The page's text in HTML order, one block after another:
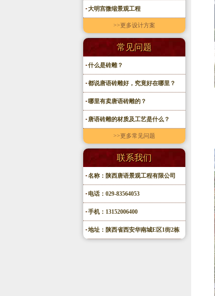
大明宫微缩景观工程
>>更多设计方案
常见问题
什么是砖雕？
都说唐语砖雕好，究竟好在哪里？
哪里有卖唐语砖雕的？
唐语砖雕的材质及工艺是什么？
>>更多常见问题
联系我们
名称：陕西唐语景观工程有限公司
电话：029-83564053
手机：13152006400
地址：陕西省西安华南城E区1街2栋